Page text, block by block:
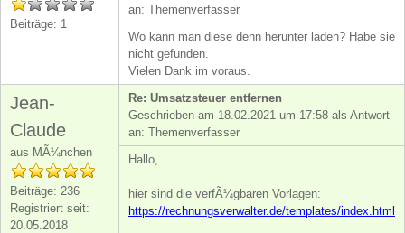
Beiträge: 1
an: Themenverfasser
Wo kann man diese denn herunter laden? Habe sie
nicht gefunden.
Vielen Dank im voraus.
Jean-
Claude
aus MÃ¼nchen
Beiträge: 236
Registriert seit:
20.05.2018
Re: Umsatzsteuer entfernen
Geschrieben am 18.02.2021 um 17:58 als Antwort
an: Themenverfasser
Hallo,
hier sind die verfÃ¼gbaren Vorlagen:
https://rechnungsverwalter.de/templates/index.html